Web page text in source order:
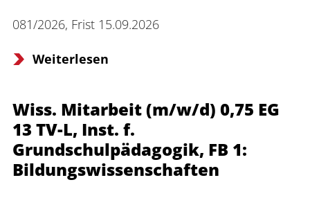
Interdisziplinäres Karriere- und
Studienzentrum
Interdisziplinäres Zentrum für Lehre
Universitätsbibliothek
Zentrum für Lehrkräftebildung
Zentrum für Fernstudien und
Universitäre Weiterbildung
081/2026, Frist 15.09.2026
Weiterlesen
Wiss. Mitarbeit (m/w/d) 0,75 EG
13 TV-L, Inst. f.
Grundschulpädagogik, FB 1:
Bildungswissenschaften